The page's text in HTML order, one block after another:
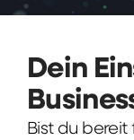
Dein
Bist du